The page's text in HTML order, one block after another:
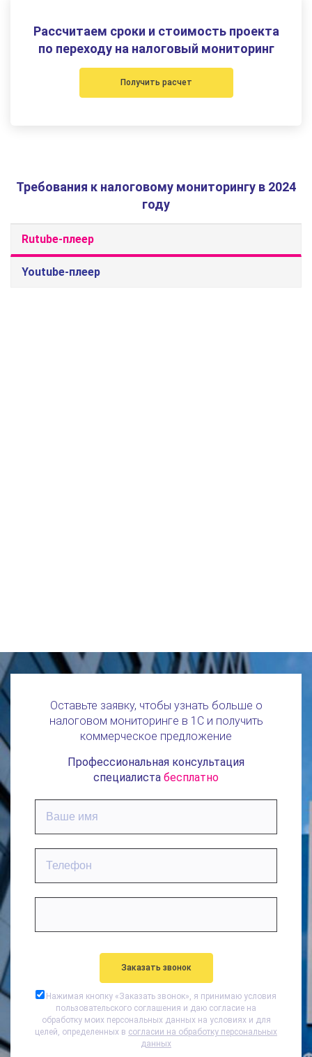
Рассчитаем сроки и стоимость проекта
по переходу на налоговый мониторинг
Получить расчет
Требования к налоговому мониторингу в 2024
году
Rutube-плеер
Youtube-плеер
Оставьте заявку, чтобы узнать больше о
налоговом мониторинге в 1С и получить
коммерческое предложение
Профессиональная консультация
специалиста бесплатно
Нажимая кнопку «Заказать звонок», я принимаю условия
пользовательского соглашения и даю согласие на
обработку моих персональных данных на условиях и для
целей, определенных в согласии на обработку персональных
данных